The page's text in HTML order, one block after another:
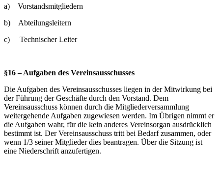
a) Vorstandsmitgliedern
b) Abteilungsleitern
c) Technischer Leiter
§16 – Aufgaben des Vereinsausschusses
Die Aufgaben des Vereinsausschusses liegen in der Mitwirkung bei
der Führung der Geschäfte durch den Vorstand. Dem
Vereinsausschuss können durch die Mitgliederversammlung
weitergehende Aufgaben zugewiesen werden. Im Übrigen nimmt er
die Aufgaben wahr, für die kein anderes Vereinsorgan ausdrücklich
bestimmt ist. Der Vereinsausschuss tritt bei Bedarf zusammen, oder
wenn 1/3 seiner Mitglieder dies beantragen. Über die Sitzung ist
eine Niederschrift anzufertigen.